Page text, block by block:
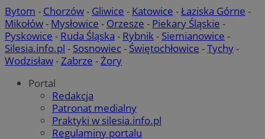
Bytom - Chorzów- Gliwice - Katowice -Łaziska Górne -
Mikołów- Mysłowice - Orzesze - Piekary Śląskie -
Pyskowice - Ruda Śląska - Rybnik- Siemianowice -
Silesia.info.pl - Sosnowiec- Świętochłowice -Tychy-
Wodzisław-Zabrze -Żory
Portal
Redakcja
Patronat medialny
Praktyki w silesia.info.pl
Regulaminy portalu